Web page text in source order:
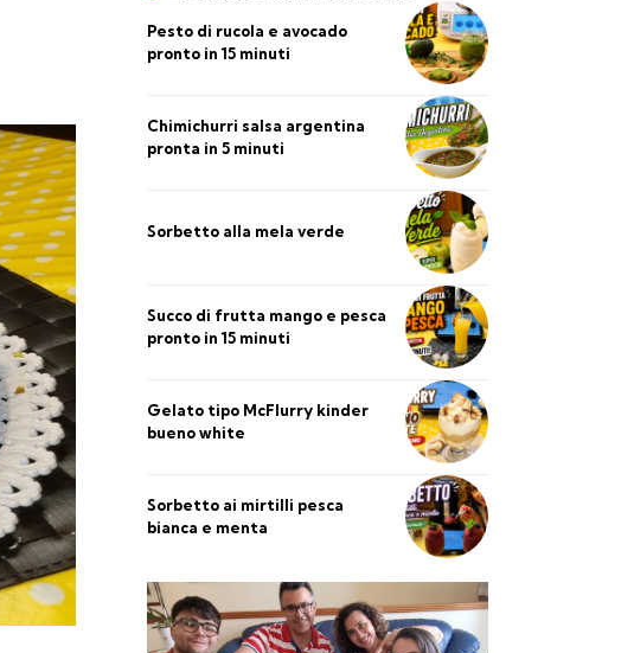
Pesto di rucola e avocado
pronto in 15 minuti
Chimichurri salsa argentina
pronta in 5 minuti
Sorbetto alla mela verde
Succo di frutta mango e pesca
pronto in 15 minuti
Gelato tipo McFlurry kinder
bueno white
Sorbetto ai mirtilli pesca
bianca e menta